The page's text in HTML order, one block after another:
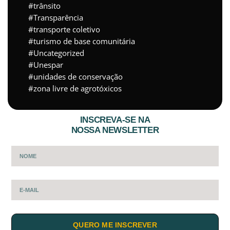
trânsito
Transparência
transporte coletivo
turismo de base comunitária
Uncategorized
Unespar
unidades de conservação
zona livre de agrotóxicos
INSCREVA-SE NA
NOSSA NEWSLETTER
QUERO ME INSCREVER